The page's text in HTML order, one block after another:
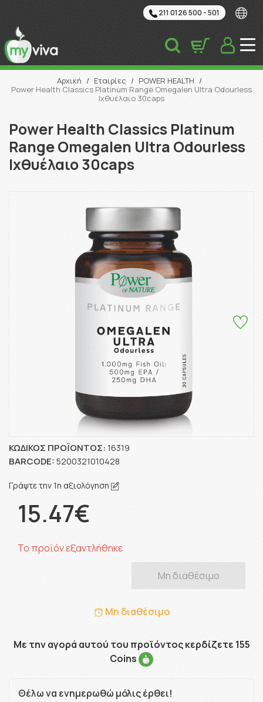
211 0126 500 - 501
Αναζήτηση
Αρχική / Εταιρίες / POWER HEALTH /
Power Health Classics Platinum Range Omegalen Ultra Odourless
Ιχθυέλαιο 30caps
Power Health Classics Platinum
Range Omegalen Ultra Odourless
Ιχθυέλαιο 30caps
ΚΩΔΙΚΌΣ ΠΡΟΪΌΝΤΟΣ: 16319
BARCODE: 5200321010428
Γράψτε την 1η αξιολόγηση
15.47€
Το προϊόν εξαντλήθηκε
Μη διαθέσιμο
Μη διαθέσιμο
Με την αγορά αυτού του προϊόντος κερδίζετε 155
Coins
Θέλω να ενημερωθώ μόλις έρθει!